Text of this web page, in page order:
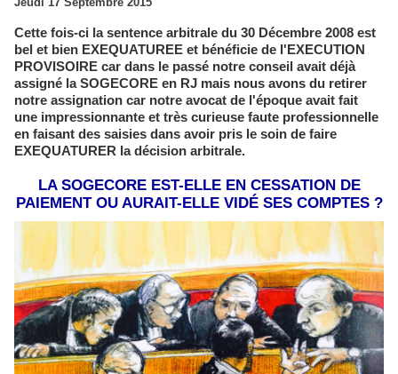
Cette fois-ci la sentence arbitrale du 30 Décembre 2008 est
bel et bien EXEQUATUREE et bénéficie de l'EXECUTION
PROVISOIRE car dans le passé notre conseil avait déjà
assigné la SOGECORE en RJ mais nous avons du retirer
notre assignation car notre avocat de l'époque avait fait
une impressionnante et très curieuse faute professionnelle
en faisant des saisies dans avoir pris le soin de faire
EXEQUATURER la décision arbitrale.
LA SOGECORE EST-ELLE EN CESSATION DE
PAIEMENT OU AURAIT-ELLE VIDÉ SES COMPTES ?